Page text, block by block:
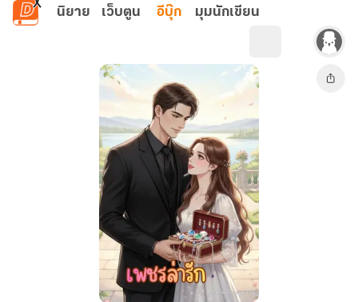
ข้ามไปยังเนื้อหาหลัก
นิยาย เว็บตูน อีบุ๊ก มุมนักเขียน